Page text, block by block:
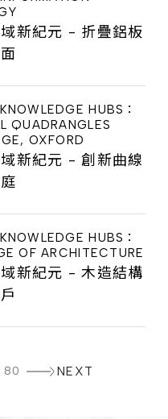
新紀元 - 折疊鋁板
HUBS：
QUADRANGLES
OXFORD
新紀元 - 創新曲線
HUBS：
OF ARCHITECTURE
新紀元 - 木造結構
80 NEXT